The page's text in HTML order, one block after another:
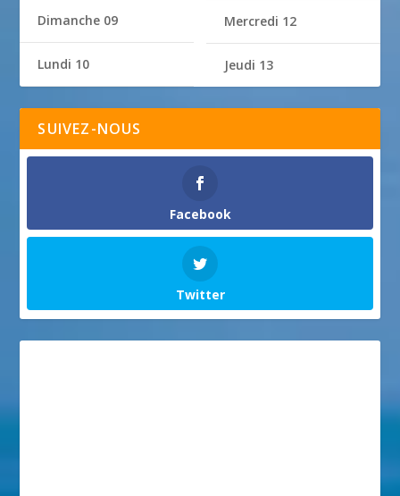
Dimanche 09
Lundi 10
Mercredi 12
Jeudi 13
SUIVEZ-NOUS
Facebook
Twitter